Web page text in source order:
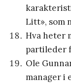
Litt», som
Hva heter
partileder
Ole
manager i